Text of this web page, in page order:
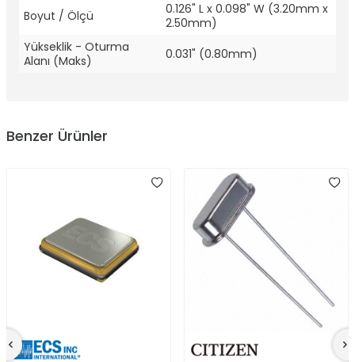
Boyut / Ölçü
0.126" L x 0.098" W (3.20mm x
2.50mm)
Yükseklik - Oturma
Alanı (Maks)
0.031" (0.80mm)
Benzer Ürünler